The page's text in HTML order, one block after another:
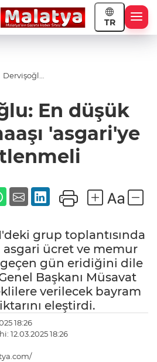
TR
Dervişoğlu:
maaşı
'asgari'ye
eşitlenmeli
En düşük
'asgari'ye
grup toplantısında
asgari ücret ve memur
geçen gün eridiğini dile
Başkanı Müsavat
verilecek bayram
eleştirdi.
18:26
12.03.2025 18:26